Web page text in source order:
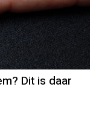
Dit is daar